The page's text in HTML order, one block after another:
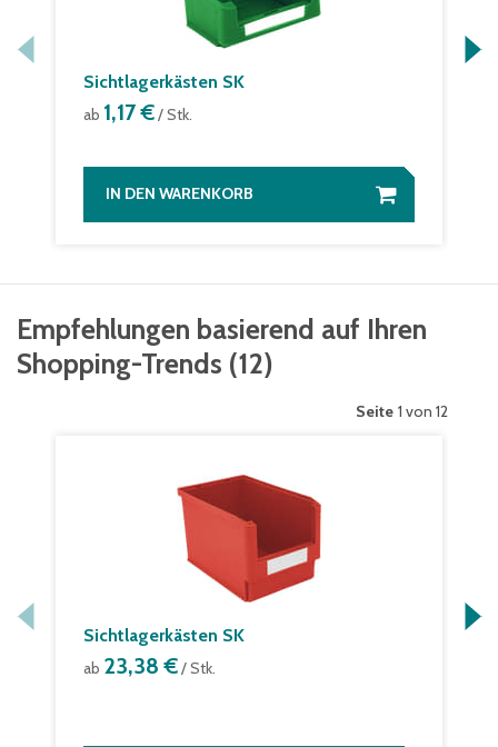
Sichtlagerkästen SK
ab 1,17 €/ Stk.
IN DEN WARENKORB
Empfehlungen basierend auf Ihren
Shopping-Trends (12)
Seite 1 von 12
Sichtlagerkästen SK
ab 23,38 €/ Stk.